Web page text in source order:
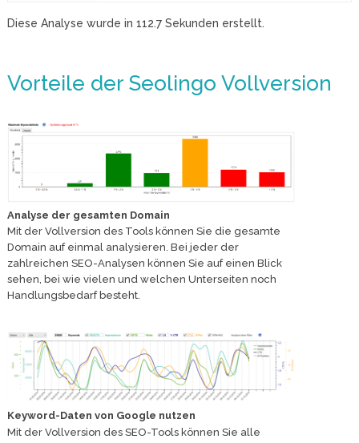
Diese Analyse wurde in 112.7Sekunden erstellt.
Vorteile der Seolingo Vollversion
Analyse der gesamten Domain
Mit der Vollversion des Tools können Sie die gesamte
Domain auf einmal analysieren. Bei jeder der
zahlreichen SEO-Analysen können Sie auf einen Blick
sehen, bei wie vielen und welchen Unterseiten noch
Handlungsbedarf besteht.
Keyword-Daten von Google nutzen
Mit der Vollversion des SEO-Tools können Sie alle